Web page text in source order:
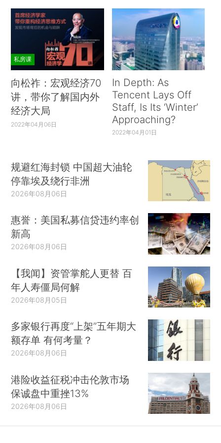
私房课
向松祚：宏观经济70
讲，带你了解国内外
经济大局
2022年04月06日
In Depth: As
Tencent Lays Off
Staff, Is Its ‘Winter’
Approaching?
2022年04月01日
规避红海封锁 中国超大油轮
停靠埃及绕行非洲
2026年08月06日
惠誉：美国私募信贷违约率创
新高
2026年08月06日
【我闻】资管掌舵人更替 百
年人寿僵局何解
2026年08月05日
多家银行再度“上架”五年期大
额存单 有何考量？
2026年08月06日
港险收益征税冲击伦敦市场
保诚盘中重挫13%
2026年08月06日